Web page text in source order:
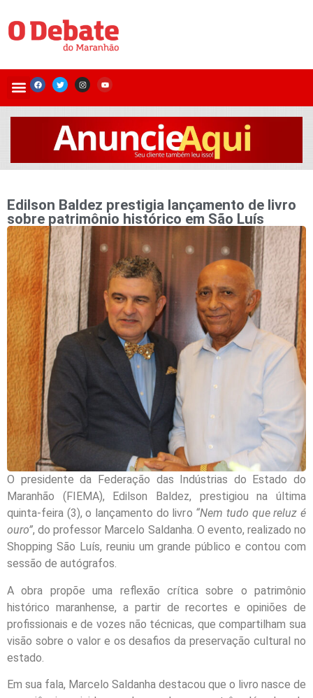
Edilson Baldez prestigia lançamento de livro
sobre patrimônio histórico em São Luís
O presidente da Federação das Indústrias do Estado do
Maranhão (FIEMA), Edilson Baldez, prestigiou na última
quinta-feira (3), o lançamento do livro “Nem tudo que reluz é
ouro”, do professor Marcelo Saldanha. O evento, realizado no
Shopping São Luís, reuniu um grande público e contou com
sessão de autógrafos.
A obra propõe uma reflexão crítica sobre o patrimônio
histórico maranhense, a partir de recortes e opiniões de
profissionais e de vozes não técnicas, que compartilham sua
visão sobre o valor e os desafios da preservação cultural no
estado.
Em sua fala, Marcelo Saldanha destacou que o livro nasce de